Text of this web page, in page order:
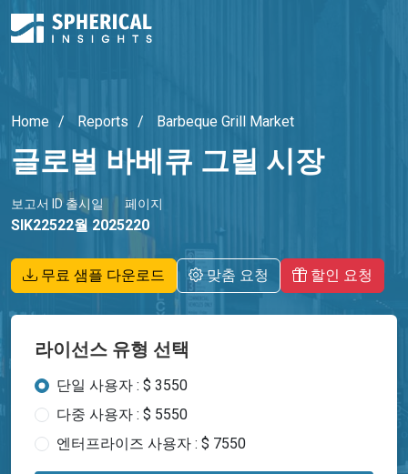
Home Reports Barbeque Grill Market
글로벌 바베큐 그릴 시장
보고서 ID
SIK2252
출시일
2월 2025
페이지
220
무료 샘플 다운로드 맞춤 요청 할인 요청
라이선스 유형 선택
단일 사용자 : $ 3550
다중 사용자 : $ 5550
엔터프라이즈 사용자 : $ 7550